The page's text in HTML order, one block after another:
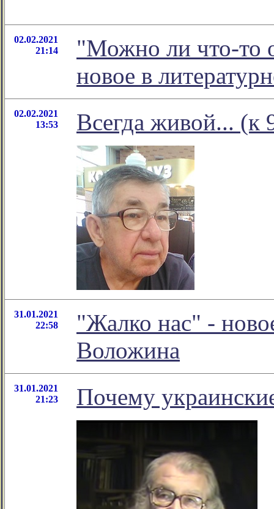
02.02.2021
21:14
"Можно ли что-то
новое в
02.02.2021
13:53
Всегда живой... (к
31.01.2021
22:58
"Жалко нас" -
Воложина
31.01.2021
21:23
Почему